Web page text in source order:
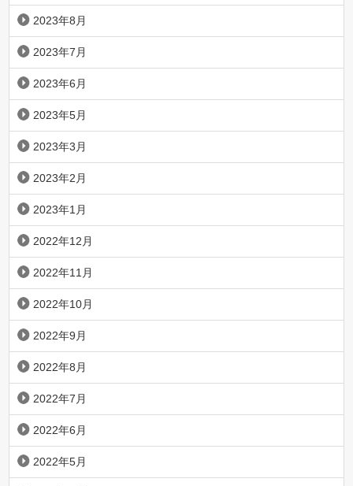
2023年8月
2023年7月
2023年6月
2023年5月
2023年3月
2023年2月
2023年1月
2022年12月
2022年11月
2022年10月
2022年9月
2022年8月
2022年7月
2022年6月
2022年5月